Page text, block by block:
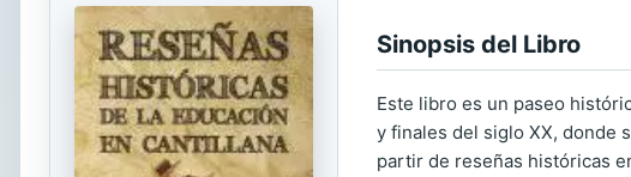
Sinopsis del Libro
Este libro es un paseo
y finales del siglo XX, donde
partir de reseñas históricas